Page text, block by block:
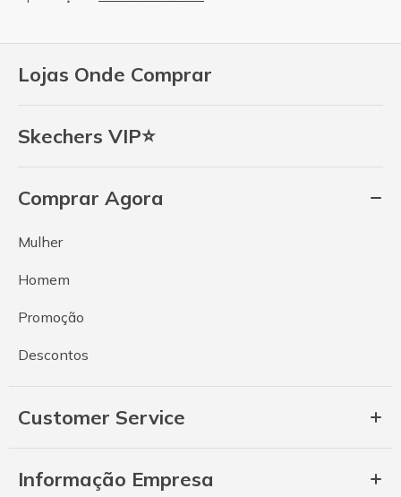
Lojas Onde Comprar
Skechers VIP⭐
Comprar Agora
Mulher
Homem
Promoção
Descontos
Customer Service
Informação Empresa